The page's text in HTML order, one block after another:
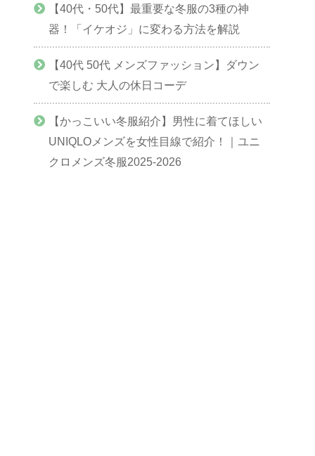
【40代・50代】最重要な冬服の3種の神
器！「イケオジ」に変わる方法を解説
【40代 50代 メンズファッション】ダウン
で楽しむ 大人の休日コーデ
【かっこいい冬服紹介】男性に着てほしい
UNIQLOメンズを女性目線で紹介！｜ユニ
クロメンズ冬服2025-2026